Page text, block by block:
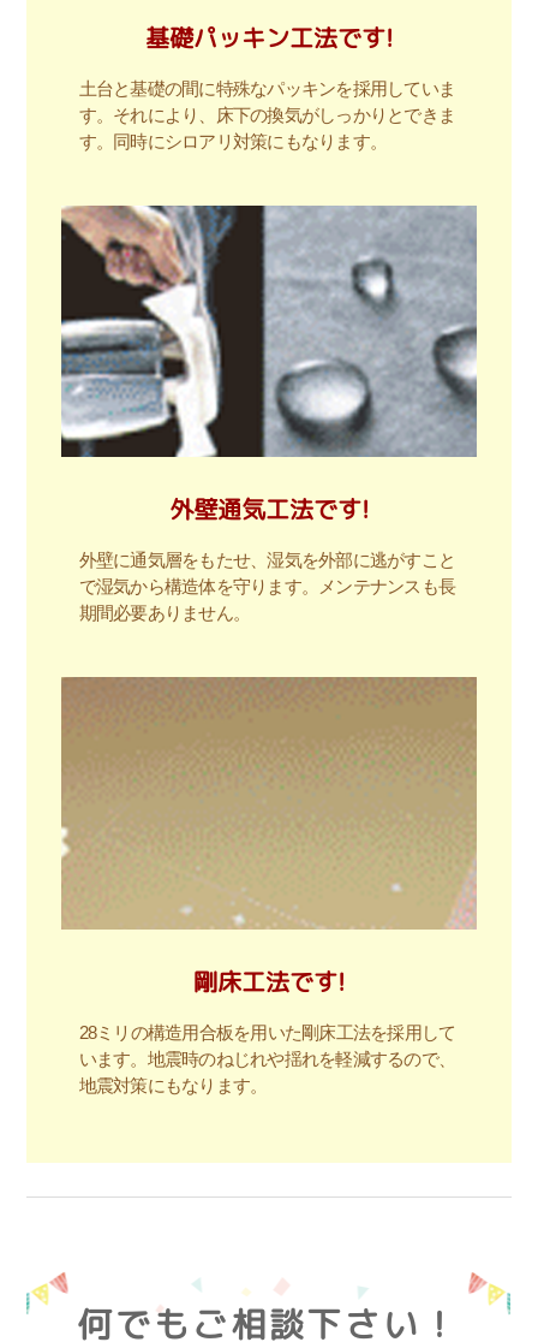
基礎パッキン工法です!
土台と基礎の間に特殊なパッキンを採用していま
す。それにより、床下の換気がしっかりとできま
す。同時にシロアリ対策にもなります。
外壁通気工法です!
外壁に通気層をもたせ、湿気を外部に逃がすこと
で湿気から構造体を守ります。メンテナンスも長
期間必要ありません。
剛床工法です!
28ミリの構造用合板を用いた剛床工法を採用して
います。地震時のねじれや揺れを軽減するので、
地震対策にもなります。
何でもご相談下さい！